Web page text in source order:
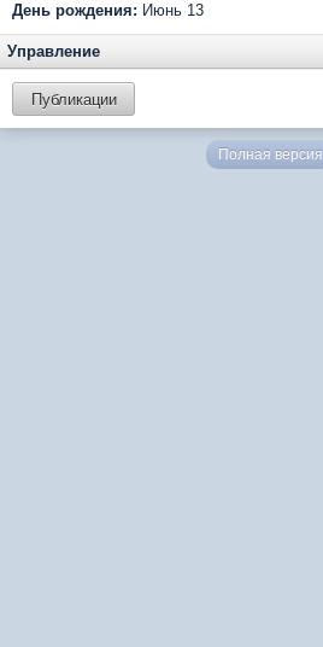
День рождения: Июнь 13
Управление
Публикации
Полная версия